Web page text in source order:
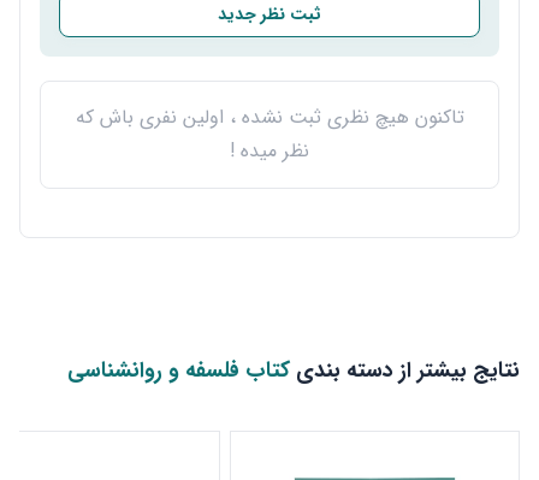
ثبت نظر جدید
تاکنون هیچ نظری ثبت نشده ، اولین نفری باش که
نظر میده !
نتایج بیشتر از دسته بندی کتاب فلسفه و روانشناسی